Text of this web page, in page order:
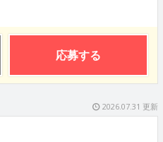
応募する
2026.07.31 更新